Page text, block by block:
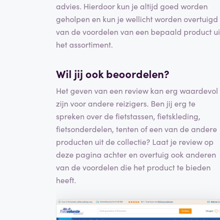
advies. Hierdoor kun je altijd goed worden
geholpen en kun je wellicht worden overtuigd
van de voordelen van een bepaald product
het assortiment.
Wil jij ook beoordelen?
Het geven van een review kan erg waardevol
zijn voor andere reizigers. Ben jij erg te
spreken over de fietstassen, fietskleding,
fietsonderdelen, tenten of een van de andere
producten uit de collectie? Laat je review op
deze pagina achter en overtuig ook anderen
van de voordelen die het product te bieden
heeft.